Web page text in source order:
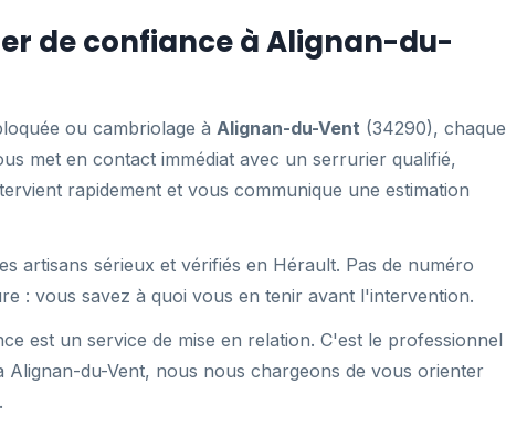
de confiance à Alignan-du-
ou cambriolage à Alignan-du-Vent (34290), chaque
met en contact immédiat avec un serrurier qualifié,
rapidement et vous communique une estimation
artisans sérieux et vérifiés en Hérault. Pas de numéro
: vous savez à quoi vous en tenir avant l'intervention.
est un service de mise en relation. C'est le professionnel
du-Vent, nous nous chargeons de vous orienter